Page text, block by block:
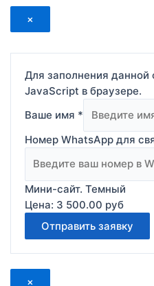
×
Для заполнения
JavaScript в браузере.
Ваше имя *
Номер WhatsApp для
Мини-сайт. Темный
Цена: 3 500.00 pyб
Отправить заявку
×